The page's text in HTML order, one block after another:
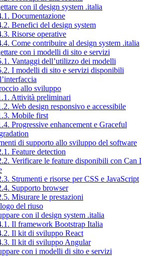
con il design system .italia
Documentazione
Benefici del design system
Risorse operative
Come contribuire al design system .italia
con i modelli di sito e servizi
Vantaggi dell’utilizzo dei modelli
I modelli di sito e servizi disponibili
allo sviluppo
Attività preliminari
Web design responsivo e accessibile
Mobile first
Progressive enhancement e Graceful
di supporto allo sviluppo del software
Feature detection
Verificare le feature disponibili con Can I
Strumenti e risorse per CSS e JavaScript
Supporto browser
Misurare le prestazioni
del riuso
con il design system .italia
Il framework Bootstrap Italia
Il kit di sviluppo React
Il kit di sviluppo Angular
con i modelli di sito e servizi